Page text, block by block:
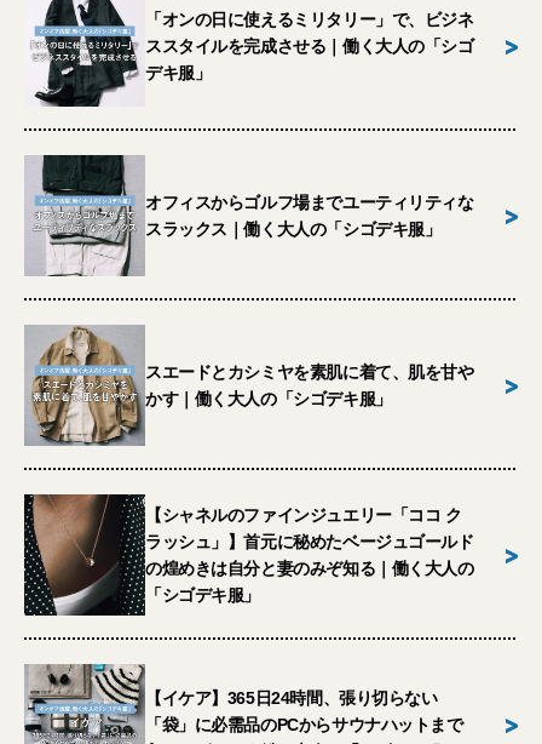
「オンの日に使えるミリタリー」で、ビジネ
ススタイルを完成させる｜働く大人の「シゴ
デキ服」
>
オフィスからゴルフ場までユーティリティな
スラックス｜働く大人の「シゴデキ服」
>
スエードとカシミヤを素肌に着て、肌を甘や
かす｜働く大人の「シゴデキ服」
>
【シャネルのファインジュエリー「ココ ク
ラッシュ」】首元に秘めたベージュゴールド
の煌めきは自分と妻のみぞ知る｜働く大人の
「シゴデキ服」
>
【イケア】365日24時間、張り切らない
「袋」に必需品のPCからサウナハットまで
>